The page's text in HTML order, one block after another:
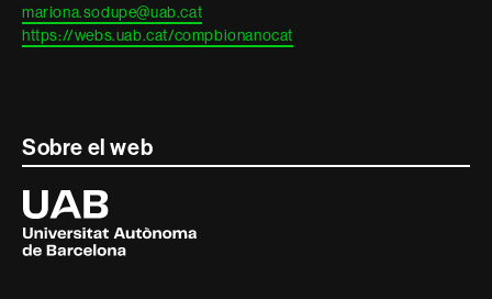
mariona.sodupe@uab.cat
https://webs.uab.cat/compbionanocat
Sobre el web
Universitat
Autònoma
de
Barcelona